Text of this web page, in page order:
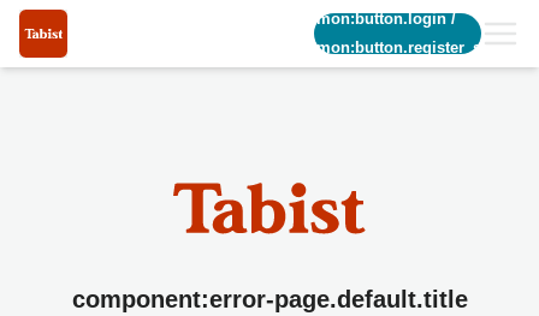
common:button.login/
common:button.register_short
component:error-page.default.title